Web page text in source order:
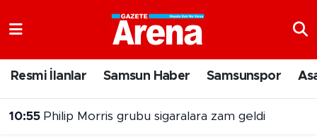
Resmi İlanlar Samsun Haber Samsunspor
10:55 Philip Morris grubu sigaralara zam geldi
10:36 Bafra Ovasında hasat devam ediyor
Samsun Namaz Vakitleri